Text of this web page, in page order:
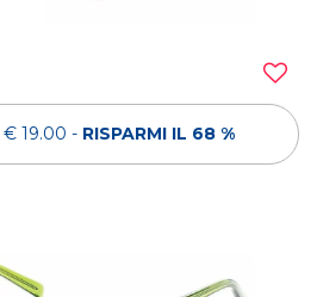
€ 19.00 - RISPARMI IL 68 %